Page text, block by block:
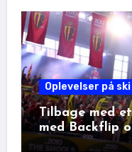
Oplevelser på ski
Tilbage med
med Backflip